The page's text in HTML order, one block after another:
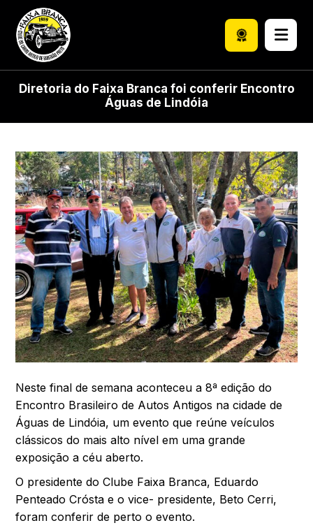
Diretoria do Faixa Branca foi conferir Encontro
Águas de Lindóia
Neste final de semana aconteceu a 8ª edição do
Encontro Brasileiro de Autos Antigos na cidade de
Águas de Lindóia, um evento que reúne veículos
clássicos do mais alto nível em uma grande
exposição a céu aberto.
O presidente do Clube Faixa Branca, Eduardo
Penteado Crósta e o vice- presidente, Beto Cerri,
foram conferir de perto o evento.